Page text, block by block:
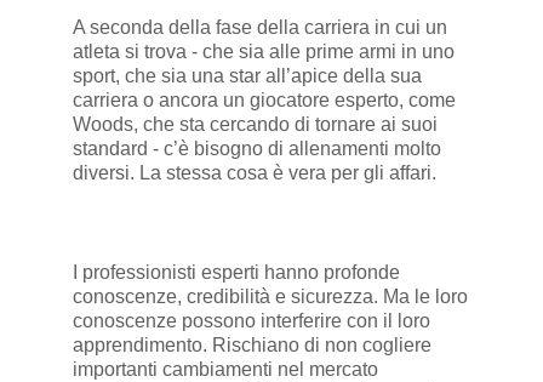
A seconda della fase della carriera in cui un
atleta si trova - che sia alle prime armi in uno
sport, che sia una star all’apice della sua
carriera o ancora un giocatore esperto, come
Woods, che sta cercando di tornare ai suoi
standard - c’è bisogno di allenamenti molto
diversi. La stessa cosa è vera per gli affari.
I professionisti esperti hanno profonde
conoscenze, credibilità e sicurezza. Ma le loro
conoscenze possono interferire con il loro
apprendimento. Rischiano di non cogliere
importanti cambiamenti nel mercato